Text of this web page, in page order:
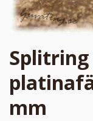
mm